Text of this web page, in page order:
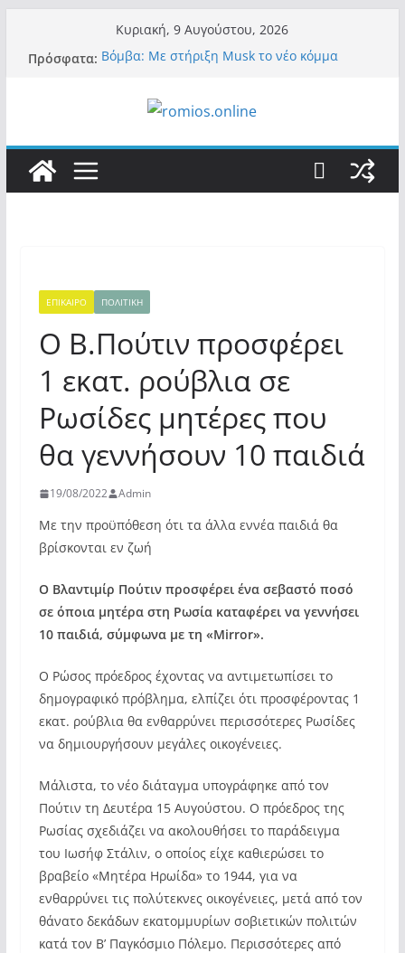
περιεχόμενο
Κυριακή, 9 Αυγούστου, 2026
Πρόσφατα: Βόμβα: Με στήριξη Musk το νέο κόμμα
πανικό, πατριωτικό τσουνάμι σαρώνει την
εγκλήματά του στην πανδημία – Στην
Ελλάδα τον έκαναν μέλος της Ακαδημίας
είναι το Κίνημα της Μ.Καρυστιανού και όχι
το διεφθαρμένο σύστημα εξουσίας»
ΕΠΙΚΑΙΡΟ ΠΟΛΙΤΙΚΗ
Ο B.Πούτιν προσφέρει
1 εκατ. ρούβλια σε
Ρωσίδες μητέρες που
θα γεννήσουν 10 παιδιά
19/08/2022 Admin
Με την προϋπόθεση ότι τα άλλα εννέα παιδιά θα
βρίσκονται εν ζωή
Ο Βλαντιμίρ Πούτιν προσφέρει ένα σεβαστό ποσό
σε όποια μητέρα στη Ρωσία καταφέρει να γεννήσει
10 παιδιά, σύμφωνα με τη «Mirror».
Ο Ρώσος πρόεδρος έχοντας να αντιμετωπίσει το
δημογραφικό πρόβλημα, ελπίζει ότι προσφέροντας 1
εκατ. ρούβλια θα ενθαρρύνει περισσότερες Ρωσίδες
να δημιουργήσουν μεγάλες οικογένειες.
Μάλιστα, το νέο διάταγμα υπογράφηκε από τον
Πούτιν τη Δευτέρα 15 Αυγούστου. Ο πρόεδρος της
Ρωσίας σχεδιάζει να ακολουθήσει το παράδειγμα
του Ιωσήφ Στάλιν, ο οποίος είχε καθιερώσει το
βραβείο «Μητέρα Ηρωίδα» το 1944, για να
ενθαρρύνει τις πολύτεκνες οικογένειες, μετά από τον
θάνατο δεκάδων εκατομμυρίων σοβιετικών πολιτών
κατά τον Β’ Παγκόσμιο Πόλεμο. Περισσότερες από